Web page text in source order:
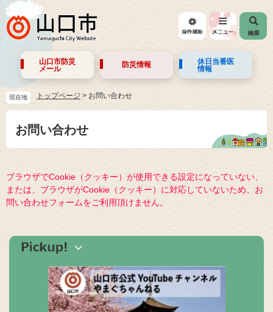
山口市防災
メール
防災情報
休日当番医
情報
現在地 トップページ > お問い合わせ
お問い合わせ
ブラウザでCookie（クッキー）が使用できる設定になっていない、
または、ブラウザがCookie（クッキー）に対応していないため、お
問い合わせフォームをご利用頂けません。